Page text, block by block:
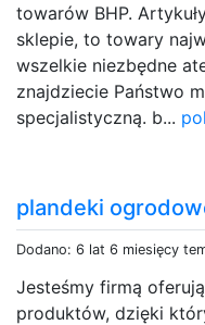
towarów BHP.
sklepie, to towary
wszelkie niezbędne
znajdziecie Państwo
specjalistyczną. b...
plandeki
Dodano: 6 lat 6 miesięcy
Jesteśmy firmą
produktów, dzięki